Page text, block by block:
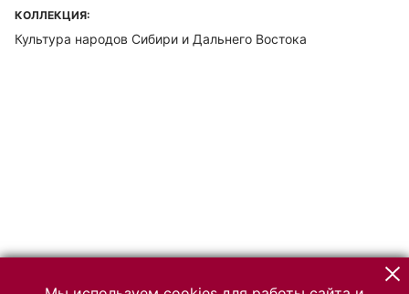
КОЛЛЕКЦИЯ:
Культура народов Сибири и Дальнего Востока